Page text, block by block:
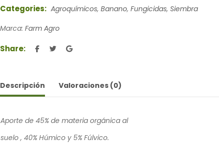
Categories: Agroquímicos, Banano, Fungicidas, Siembra
Marca: Farm Agro
Share:
Descripción Valoraciones (0)
Aporte de 45% de materia orgánica al
suelo , 40% Húmico y 5% Fúlvico.